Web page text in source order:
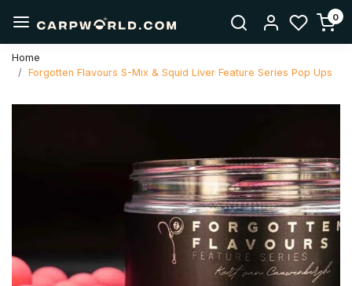
0
Home
Forgotten Flavours S-Mix & Squid Liver Feature Series Pop Ups